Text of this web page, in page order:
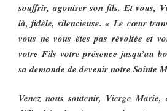
souffrir, agoniser son fils. Et vous,
là, fidèle, silencieuse. « Le cœur
vous ne vous êtes pas révoltée et
votre Fils votre présence jusqu’au
sa demande de devenir notre Sainte
Venez nous soutenir, Vierge Marie,